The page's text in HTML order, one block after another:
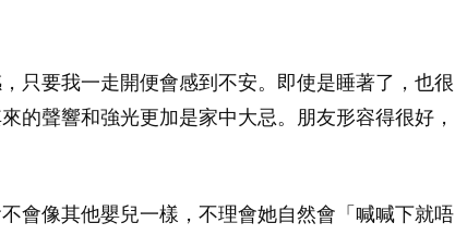
只要我一走開便會感到不安。即使是睡著了，也很
的聲響和強光更加是家中大忌。朋友形容得很好，
會像其他嬰兒一樣，不理會她自然會「喊喊下就唔